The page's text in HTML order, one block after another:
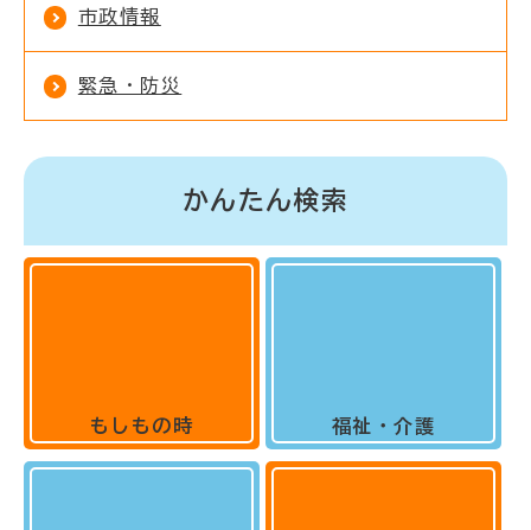
市政情報
緊急・防災
かんたん検索
もしもの時 福祉・介護